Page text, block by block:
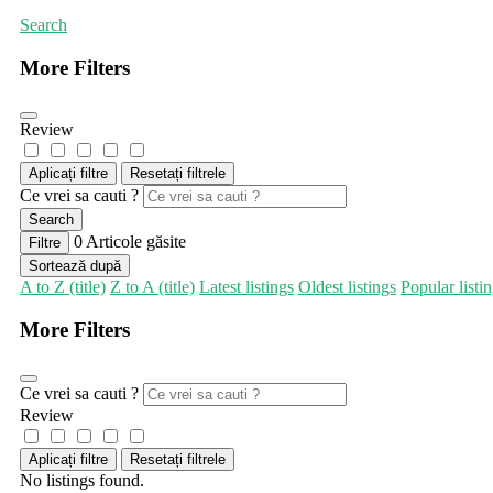
Search
More Filters
Review
Aplicați filtre Resetați filtrele
Ce vrei sa cauti ?
Search
Filtre
0 Articole găsite
Sortează după
A to Z (title) Z to A (title) Latest listings Oldest listings Popular
More Filters
Ce vrei sa cauti ?
Review
Aplicați filtre Resetați filtrele
No listings found.